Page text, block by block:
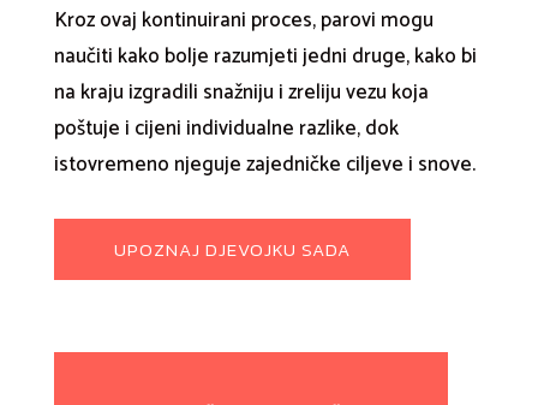
Kroz ovaj kontinuirani proces, parovi mogu
naučiti kako bolje razumjeti jedni druge, kako bi
na kraju izgradili snažniju i zreliju vezu koja
poštuje i cijeni individualne razlike, dok
istovremeno njeguje zajedničke ciljeve i snove.
UPOZNAJ DJEVOJKU SADA